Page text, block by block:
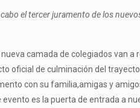
el tercer juramento de los
nueva camada de colegiados van
oficial de culminación del
con su familia,amigas y
evento es la puerta de entrada a